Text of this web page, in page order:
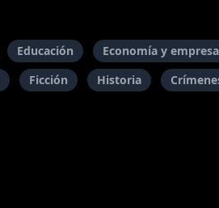
Educación Economía y empresa
Ficción Historia